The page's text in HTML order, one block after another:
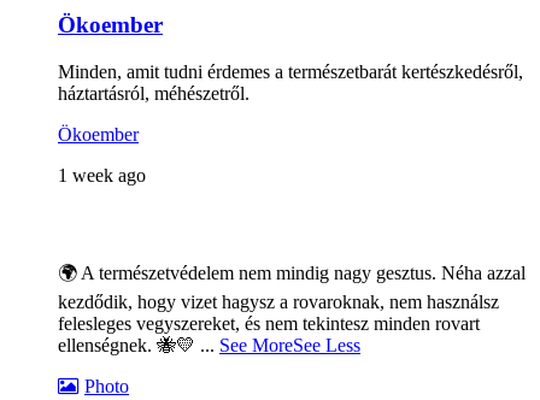
Ökoember
Minden, amit tudni érdemes a természetbarát kertészkedésről,
háztartásról, méhészetről.
Ökoember
1 week ago
🌍 A természetvédelem nem mindig nagy gesztus. Néha azzal
kezdődik, hogy vizet hagysz a rovaroknak, nem használsz
felesleges vegyszereket, és nem tekintesz minden rovart
ellenségnek. 🐝💛 ... See MoreSee Less
Photo